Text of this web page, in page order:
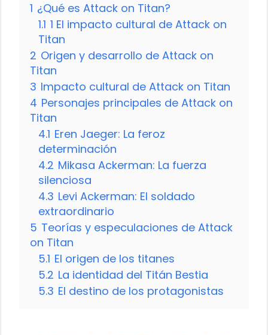
1 ¿Qué es Attack on Titan?
1.1 1 El impacto cultural de Attack on
Titan
2 Origen y desarrollo de Attack on
Titan
3 Impacto cultural de Attack on Titan
4 Personajes principales de Attack on
Titan
4.1 Eren Jaeger: La feroz
determinación
4.2 Mikasa Ackerman: La fuerza
silenciosa
4.3 Levi Ackerman: El soldado
extraordinario
5 Teorías y especulaciones de Attack
on Titan
5.1 El origen de los titanes
5.2 La identidad del Titán Bestia
5.3 El destino de los protagonistas